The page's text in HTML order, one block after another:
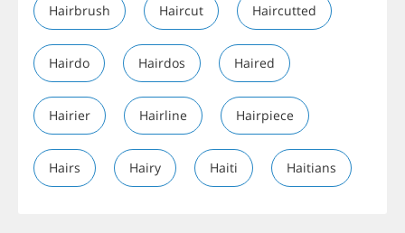
Hairbrush Haircut Haircutted
Hairdo Hairdos Haired
Hairier Hairline Hairpiece
Hairs Hairy Haiti Haitians